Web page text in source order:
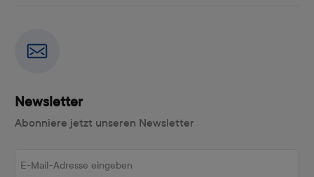
Newsletter
Abonniere jetzt unseren Newsletter